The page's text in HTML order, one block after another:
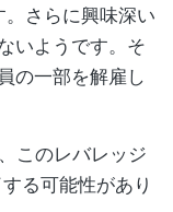
。さらに興味深い
いようです。そ
の一部を解雇し
このレバレッジ
る可能性があり